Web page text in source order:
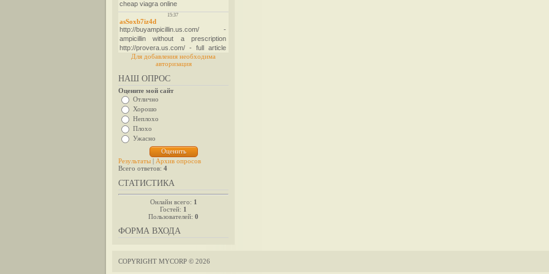
Для добавления необходима
авторизация
НАШ ОПРОС
Оцените мой сайт
Отлично
Хорошо
Неплохо
Плохо
Ужасно
Результаты | Архив опросов
Всего ответов: 4
СТАТИСТИКА
Онлайн всего: 1
Гостей: 1
Пользователей: 0
ФОРМА ВХОДА
COPYRIGHT MYCORP © 2026